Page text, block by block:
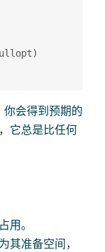
你会得到预期的
它总是比任何
用。
其准备空间，